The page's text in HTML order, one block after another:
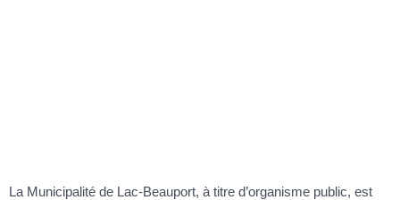
La Municipalité de Lac-Beauport, à titre d’organisme public, est